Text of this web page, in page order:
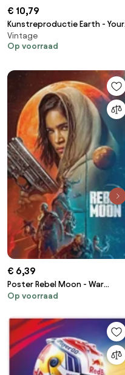
€ 10,79
Kunstreproductie Earth - Your
Oasis in Space (Retro
Intergalactic Space Travel)
Vintage
Op voorraad
€ 6,39
Poster Rebel Moon - War
Comes To Every World
Op voorraad